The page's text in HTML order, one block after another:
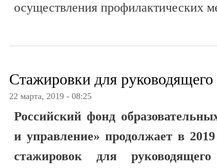
осуществления профилактических
Стажировки для руководящего
22 марта, 2019 - 08:25
Российский фонд
и управление» продолжает в
стажировок для